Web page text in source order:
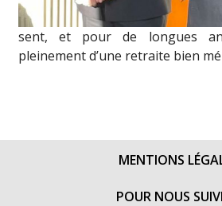
sent, et pour de longues
pleinement d’une retraite bien
MENTIONS
POUR NOUS